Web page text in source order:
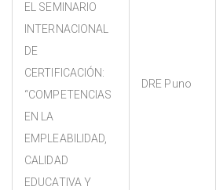
EL SEMINARIO
INTERNACIONAL
DE
CERTIFICACIÓN:
“COMPETENCIAS
EN LA
EMPLEABILIDAD,
CALIDAD
EDUCATIVA Y
DRE Puno